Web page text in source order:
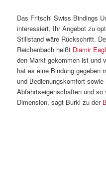
Das Fritschi Swiss Bindings
interessiert, Ihr Angebot zu
Stillstand wäre Rückschritt.
Reichenbach heißt Diamir
den Markt gekommen ist und
hat es eine Bindung gegeben
und Bedienungskomfort
Abfahrtseigenschaften und
Dimension, sagt Burki zu der